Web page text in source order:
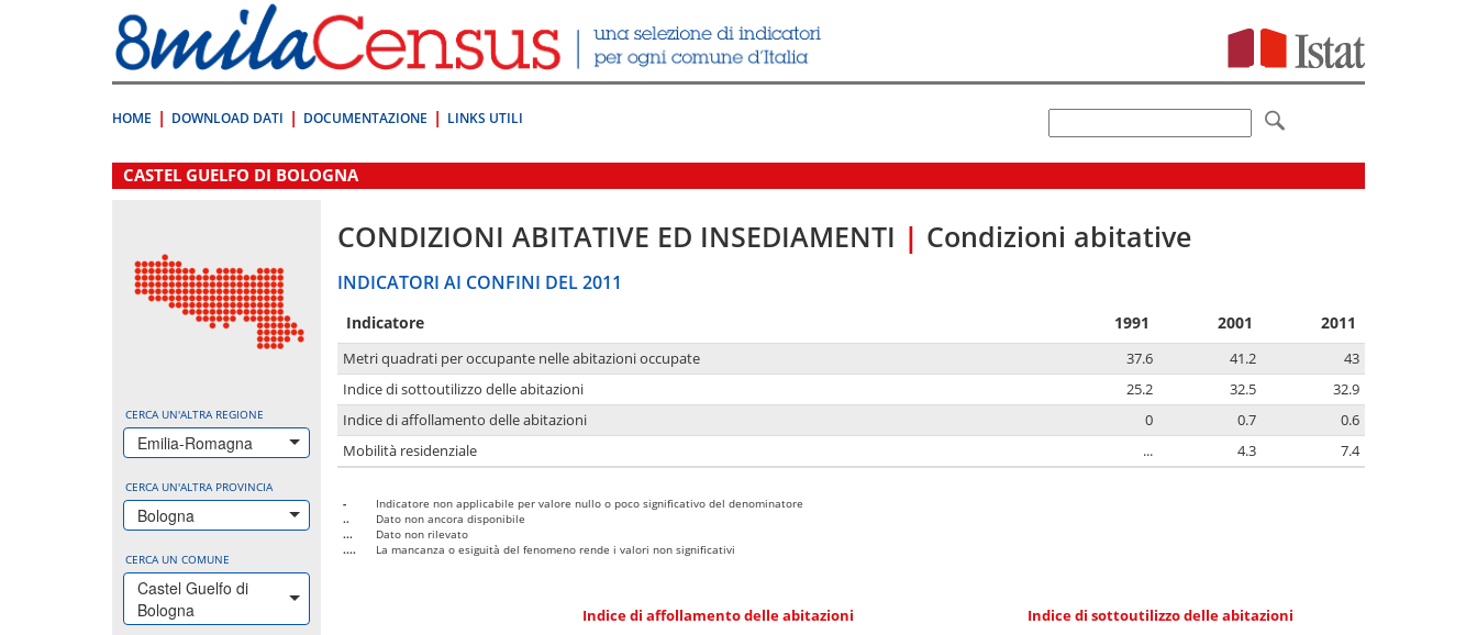
direttamente
a:
Contenuto
HOME DOWNLOAD DATI DOCUMENTAZIONE LINKS UTILI
.
CASTEL GUELFO DI BOLOGNA
CERCA UN'ALTRA REGIONE
Emilia-Romagna
CERCA UN'ALTRA PROVINCIA
Bologna
CERCA UN COMUNE
Castel Guelfo di
Bologna
CONDIZIONI ABITATIVE ED INSEDIAMENTI | Condizioni abitative
INDICATORI AI CONFINI DEL 2011
Indicatore 1991 2001 2011
Metri quadrati per occupante nelle abitazioni occupate 37.6 41.2
43
Indice di sottoutilizzo delle abitazioni
25.2 32.5
32.9
Indice di affollamento delle abitazioni
0 0.7
0.6
Mobilità residenziale
... 4.3 7.4
-
Indicatore non applicabile per valore nullo o poco significativo del denominatore
..
Dato non ancora disponibile
...
Dato non rilevato
....
La mancanza o esiguità del fenomeno rende i valori non significativi
Indice di affollamento delle abitazioni Indice di sottoutilizzo delle abitazioni